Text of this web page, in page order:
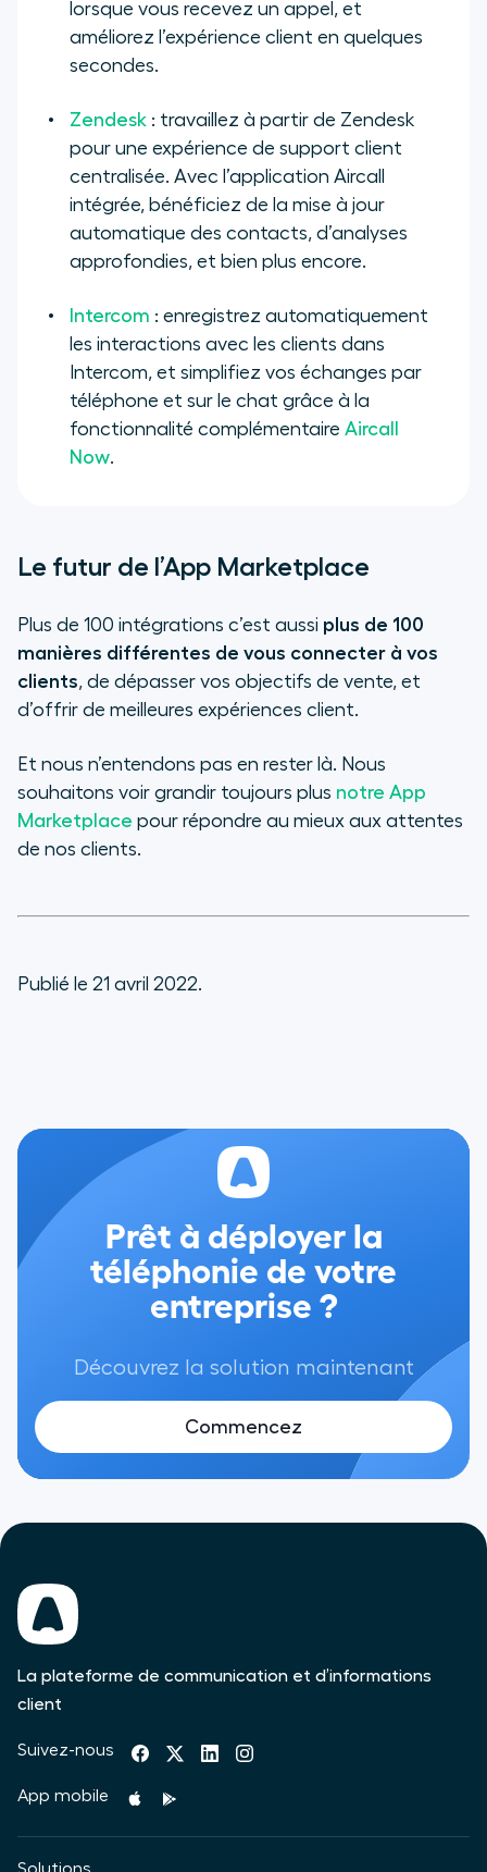
lorsque vous recevez un appel, et
améliorez l’expérience client en quelques
secondes.
Zendesk : travaillez à partir de Zendesk
pour une expérience de support client
centralisée. Avec l’application Aircall
intégrée, bénéficiez de la mise à jour
automatique des contacts, d’analyses
approfondies, et bien plus encore.
Intercom : enregistrez automatiquement
les interactions avec les clients dans
Intercom, et simplifiez vos échanges par
téléphone et sur le chat grâce à la
fonctionnalité complémentaire Aircall
Now.
Le futur de l’App Marketplace
Plus de 100 intégrations c’est aussi plus de 100
manières différentes de vous connecter à vos
clients, de dépasser vos objectifs de vente, et
d’offrir de meilleures expériences client.
Et nous n’entendons pas en rester là. Nous
souhaitons voir grandir toujours plus notre App
Marketplace pour répondre au mieux aux attentes
de nos clients.
Publié le 21 avril 2022.
Prêt à déployer la
téléphonie de votre
entreprise ?
Découvrez la solution maintenant
Commencez
La plateforme de communication et d’informations
client
Suivez-nous
App mobile